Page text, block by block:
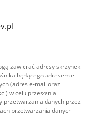
zawierać adresy skrzynek
będącego adresem e-
(adres e-mail oraz
w celu przesłania
przetwarzania danych przez
przetwarzania danych